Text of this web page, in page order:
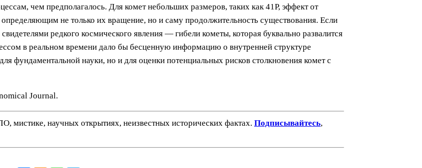
чем предполагалось. Для комет небольших размеров, таких как 41P, эффект от
не только их вращение, но и саму продолжительность существования. Если
редкого космического явления — гибели кометы, которая буквально развалится
в реальном времени дало бы бесценную информацию о внутренней структуре
фундаментальной науки, но и для оценки потенциальных рисков столкновения комет с
Journal.
мистике, научных открытиях, неизвестных исторических фактах. Подписывайтесь,